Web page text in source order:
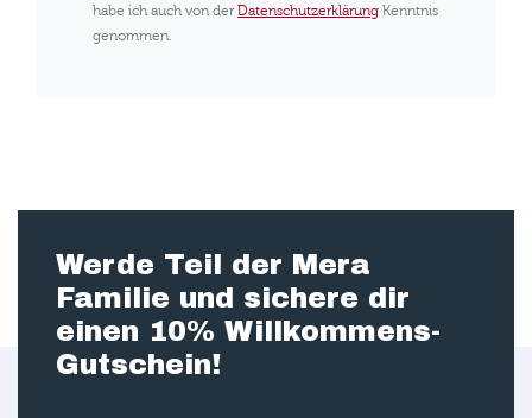
habe ich auch von der Datenschutzerklärung Kenntnis
genommen.
Werde Teil der Mera
Familie und sichere dir
einen 10% Willkommens-
Gutschein!